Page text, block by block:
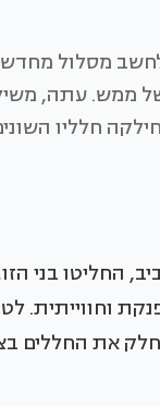
מסלול
של ממש. עתה,
חלליו
החליטו בני
וחווייתית.
את החללים